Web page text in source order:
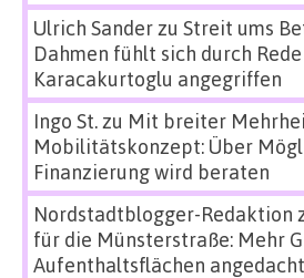
Ulrich Sanderzu Streit ums
Dahmen fühlt sich durch
Karacakurtoglu angegriffen
Ingo St.zu Mit breiter
Mobilitätskonzept: Über
Finanzierung wird beraten
Nordstadtblogger-Redaktion
für die Münsterstraße: Mehr
Aufenthaltsflächen angedacht